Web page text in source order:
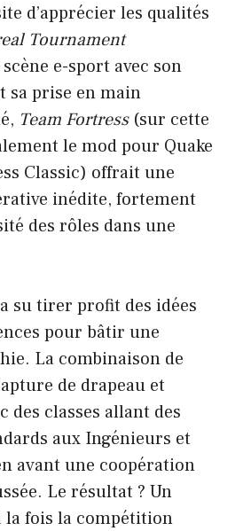
d’apprécier les qualités
Tournament
e-sport avec son
sa prise en main
Team Fortress(sur cette
le mod pour Quake
Classic) offrait une
inédite, fortement
des rôles dans une
a su tirer profit des idées
pour bâtir une
La combinaison de
de drapeau et
des classes allant des
aux Ingénieurs et
avant une coopération
Le résultat ? Un
la fois la compétition